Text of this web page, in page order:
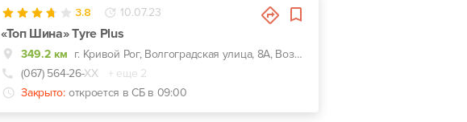
3.8 10.07.23
«Топ Шина» Tyre Plus
349.2 км
г. Кривой Рог, Волгоградская улица, 8А, Возле ГАИ, напротив заправки ОККО
(067) 564-26-ХХ
+ еще 2
Закрыто: откроется в СБ в 09:00